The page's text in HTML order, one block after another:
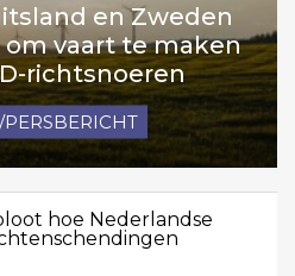
en Zweden
om vaart te maken
richtsnoeren
hoe Nederlandse